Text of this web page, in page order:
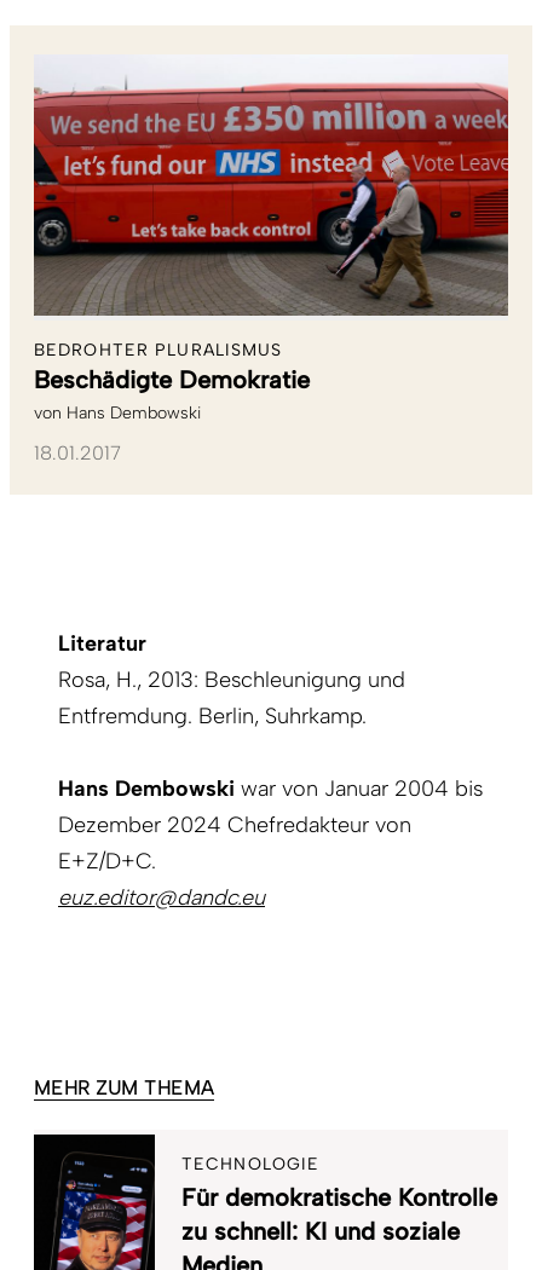
BEDROHTER PLURALISMUS
Beschädigte Demokratie
von Hans Dembowski
18.01.2017
Literatur
Rosa, H., 2013: Beschleunigung und
Entfremdung. Berlin, Suhrkamp.
Hans Dembowski war von Januar 2004 bis
Dezember 2024 Chefredakteur von
E+Z/D+C.
euz.editor@dandc.eu
MEHR ZUM THEMA
TECHNOLOGIE
Für demokratische Kontrolle
zu schnell: KI und soziale